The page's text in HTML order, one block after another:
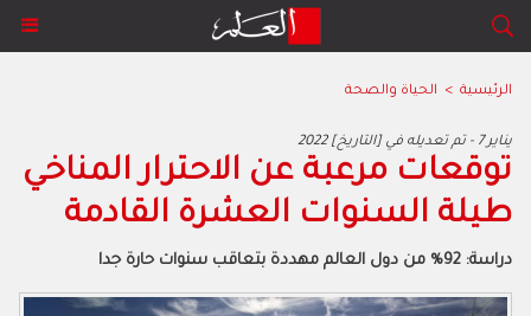
الرئيسية > الحياة والصحة
2022 يناير 7 - تم تعديله في [التاريخ]
توقعات مرعبة عن الاحترار المناخي
طيلة السنوات العشرة القادمة
دراسة: 92% من دول العالم مهددة بتعاقب سنوات حارة جدا